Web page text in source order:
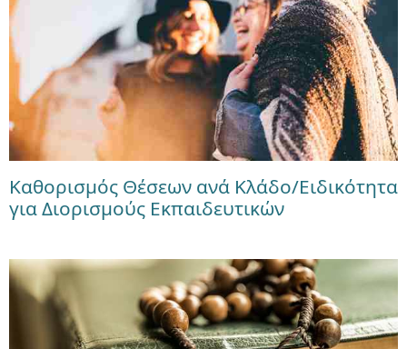
Καθορισμός Θέσεων ανά Κλάδο/Ειδικότητα
για Διορισμούς Εκπαιδευτικών